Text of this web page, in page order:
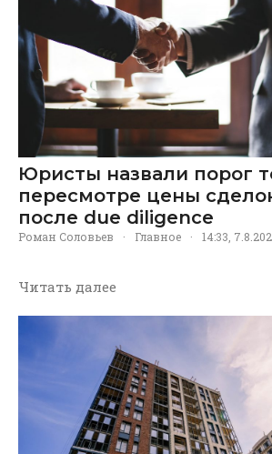
Юристы назвали порог
пересмотре цены
после due diligence
Роман Соловьев · Главное · 14:33,
Читать далее